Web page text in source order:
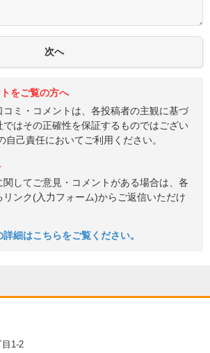
をご覧の方へ
コミ・コメントは、各投稿者の主観に基づ
ではその正確性を保証するものではござい
自己責任においてご利用ください。
してご意見・コメントがある場合は、各
リンク(入力フォーム)からご返信いただけ
細はこちらをご覧ください。
1-2